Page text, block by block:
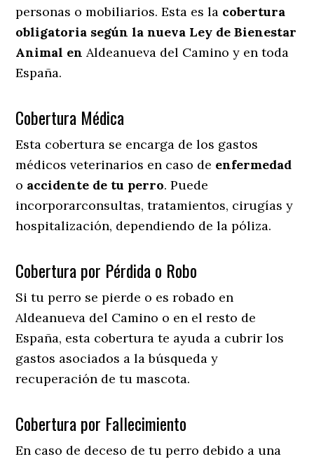
personas o mobiliarios. Esta es la cobertura
obligatoria según la nueva Ley de Bienestar
Animal en Aldeanueva del Camino y en toda
España.
Cobertura Médica
Esta cobertura se encarga de los gastos
médicos veterinarios en caso de enfermedad
o accidente de tu perro. Puede
incorporarconsultas, tratamientos, cirugías y
hospitalización, dependiendo de la póliza.
Cobertura por Pérdida o Robo
Si tu perro se pierde o es robado en
Aldeanueva del Camino o en el resto de
España, esta cobertura te ayuda a cubrir los
gastos asociados a la búsqueda y
recuperación de tu mascota.
Cobertura por Fallecimiento
En caso de deceso de tu perro debido a una